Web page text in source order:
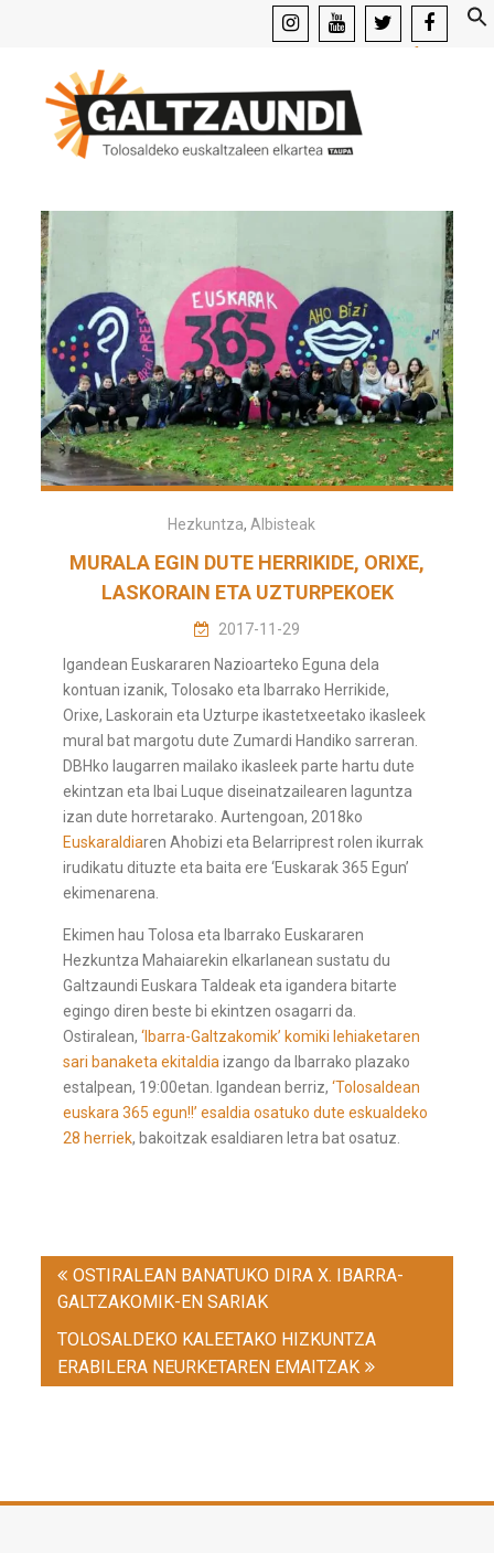
facebook
Hezkuntza, Albisteak
MURALA EGIN DUTE HERRIKIDE, ORIXE,
LASKORAIN ETA UZTURPEKOEK
2017-11-29
Igandean Euskararen Nazioarteko Eguna dela
kontuan izanik, Tolosako eta Ibarrako Herrikide,
Orixe, Laskorain eta Uzturpe ikastetxeetako ikasleek
mural bat margotu dute Zumardi Handiko sarreran.
DBHko laugarren mailako ikasleek parte hartu dute
ekintzan eta Ibai Luque diseinatzailearen laguntza
izan dute horretarako. Aurtengoan, 2018ko
Euskaraldiaren Ahobizi eta Belarriprest rolen ikurrak
irudikatu dituzte eta baita ere ‘Euskarak 365 Egun’
ekimenarena.
Ekimen hau Tolosa eta Ibarrako Euskararen
Hezkuntza Mahaiarekin elkarlanean sustatu du
Galtzaundi Euskara Taldeak eta igandera bitarte
egingo diren beste bi ekintzen osagarri da.
Ostiralean,‘Ibarra-Galtzakomik’ komiki lehiaketaren
sari banaketa ekitaldia izango da Ibarrako plazako
estalpean, 19:00etan. Igandean berriz,‘Tolosaldean
euskara 365 egun!!’ esaldia osatuko dute eskualdeko
28 herriek, bakoitzak esaldiaren letra bat osatuz.
navigation
OSTIRALEAN BANATUKO DIRA X. IBARRA-
GALTZAKOMIK-EN SARIAK
TOLOSALDEKO KALEETAKO HIZKUNTZA
ERABILERA NEURKETAREN EMAITZAK